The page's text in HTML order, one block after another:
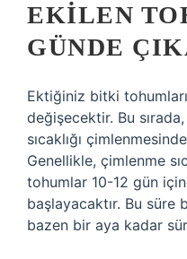
EKILEN
GÜNDE
Ektiğiniz bitki
değişecektir. Bu
sıcaklığı
Genellikle, çimlenme
tohumlar 10-12 gün
başlayacaktır. Bu süre
bazen bir aya kadar